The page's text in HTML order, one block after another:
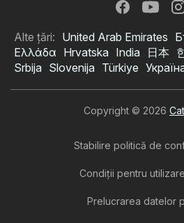
Alte țări: United Arab Emirates
Ελλάδα Hrvatska India 日本
Srbija Slovenija Türkiye
Copyright © 2026
Stabilire politică de
Condiţii pentru
Prelucrarea datelor